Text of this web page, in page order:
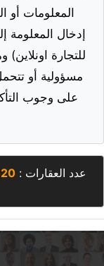
المعلومات أو
إدخال المعلومة
للتجارة
مسؤولية أو
على وجوب
عدد العقارات :